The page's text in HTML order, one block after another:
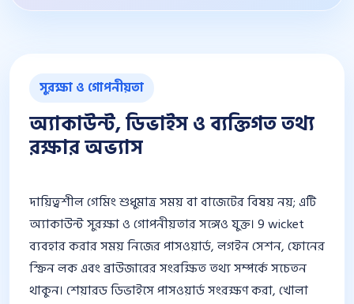
সুরক্ষা ও গোপনীয়তা
অ্যাকাউন্ট, ডিভাইস ও ব্যক্তিগত তথ্য
রক্ষার অভ্যাস
দায়িত্বশীল গেমিং শুধুমাত্র সময় বা বাজেটের বিষয় নয়; এটি
অ্যাকাউন্ট সুরক্ষা ও গোপনীয়তার সঙ্গেও যুক্ত। 9 wicket
ব্যবহার করার সময় নিজের পাসওয়ার্ড, লগইন সেশন, ফোনের
স্ক্রিন লক এবং ব্রাউজারের সংরক্ষিত তথ্য সম্পর্কে সচেতন
থাকুন। শেয়ারড ডিভাইসে পাসওয়ার্ড সংরক্ষণ করা, খোলা